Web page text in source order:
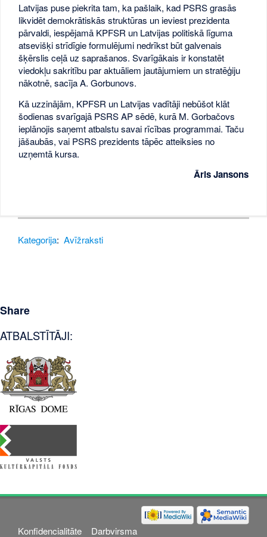
Latvijas puse piekrita tam, ka pašlaik, kad PSRS grasās
likvidēt demokrātiskās struktūras un ieviest prezidenta
pārvaldi, iespējamā KPFSR un Latvijas politiskā līguma
atsevišķi strīdīgie formulējumi nedrīkst būt galvenais
šķērslis ceļā uz saprašanos. Svarīgākais ir konstatēt
viedokļu sakritību par aktuāliem jautājumiem un stratēģiju
nākotnē, sacīja A. Gorbunovs.
Kā uzzinājām, KPFSR un Latvijas vadītāji nebūšot klāt
šodienas svarīgajā PSRS AP sēdē, kurā M. Gorbačovs
ieplānojis saņemt atbalstu savai rīcības programmai. Taču
jāšaubās, vai PSRS prezidents tāpēc atteiksies no
uzņemtā kursa.
Āris Jansons
Kategorija: Avīžraksti
Share
ATBALSTĪTĀJI:
Konfidencialitāte Darbvirsma